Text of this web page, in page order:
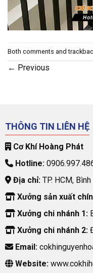
Both comments and
← Previous
THÔNG TIN LIÊN HỆ
Cơ Khí Hoàng Phát
Hotline:
Địa chỉ:TP. HCM,
Xưởng sản xuất
Xưởng chi nhánh 1:
Xưởng chi nhánh 2:
Email:
Website: